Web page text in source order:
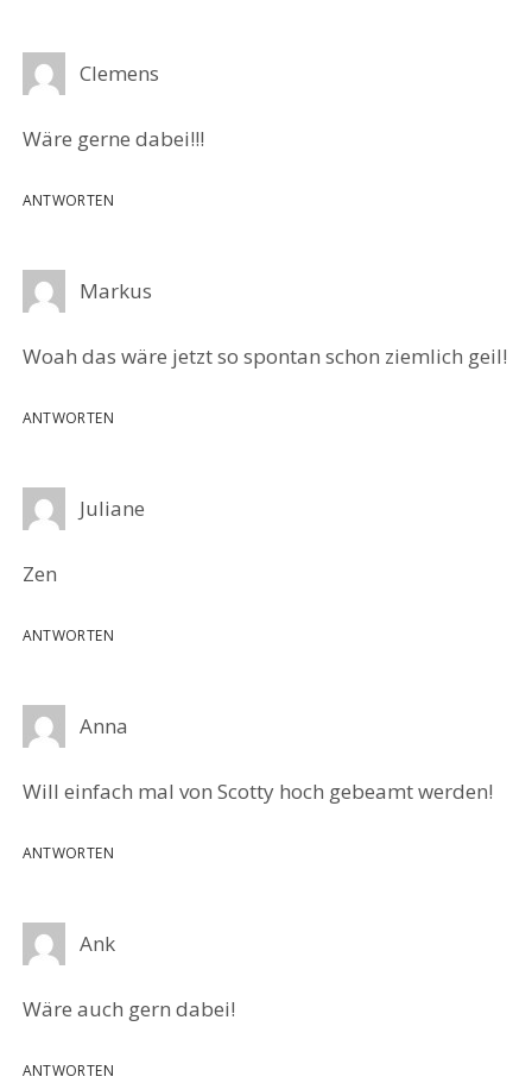
Clemens
Wäre gerne dabei!!!
ANTWORTEN
Markus
Woah das wäre jetzt so spontan schon ziemlich geil!
ANTWORTEN
Juliane
Zen
ANTWORTEN
Anna
Will einfach mal von Scotty hoch gebeamt werden!
ANTWORTEN
Ank
Wäre auch gern dabei!
ANTWORTEN